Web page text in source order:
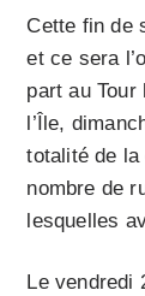
Cette fin de
et ce sera
part au Tour
l’Île,
totalité de
nombre de
lesquelles
Le vendredi